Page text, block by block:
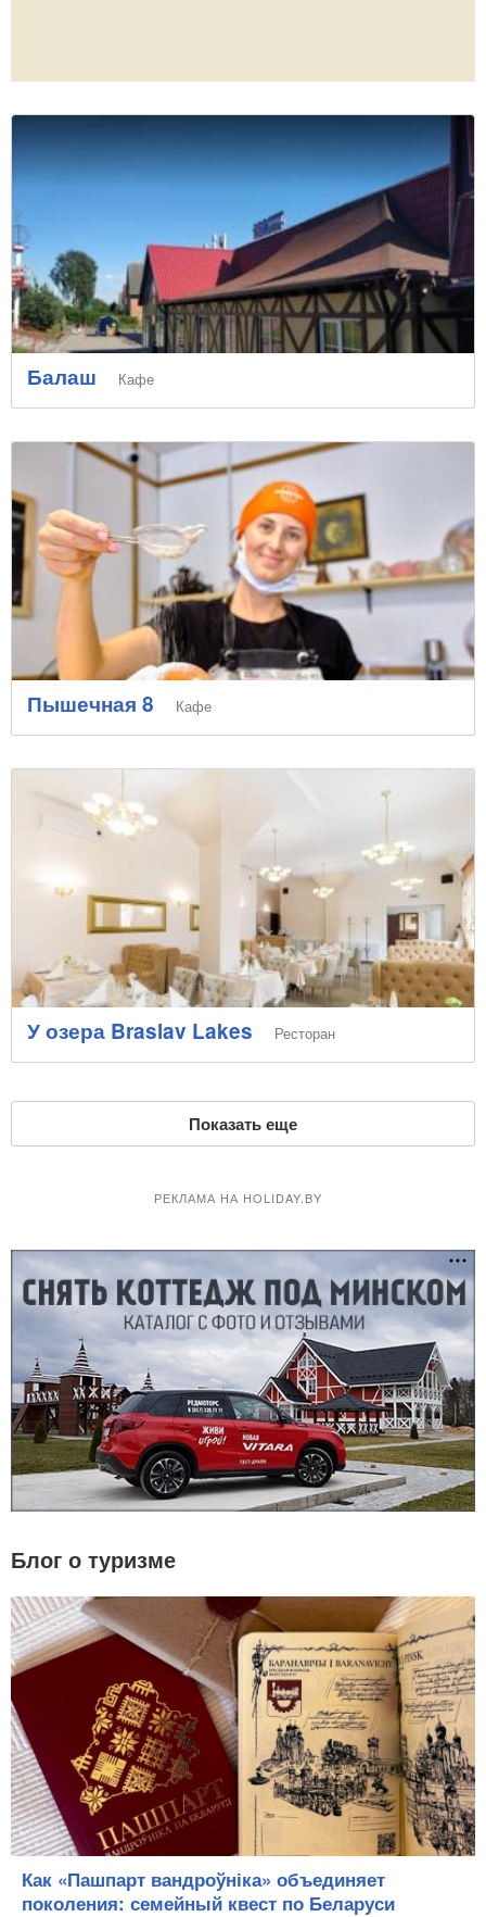
Балаш Кафе
Пышечная 8 Кафе
У озера Braslav Lakes Ресторан
Показать еще
РЕКЛАМА НА HOLIDAY.BY
Блог о туризме
Как «Пашпарт вандроўніка» объединяет
поколения: семейный квест по Беларуси